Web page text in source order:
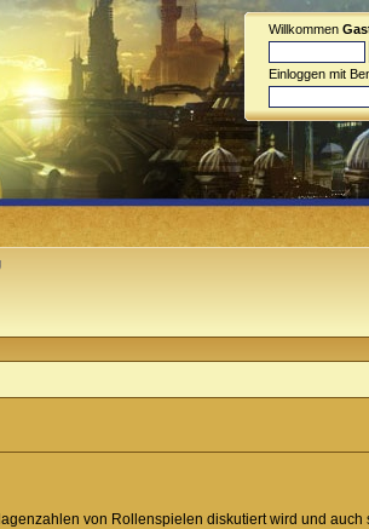
Willkommen
Einloggen mit
von Rollenspielen diskutiert wird und